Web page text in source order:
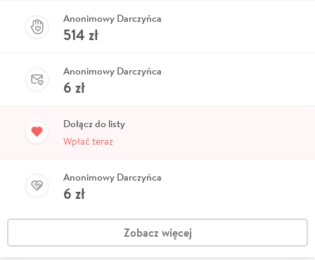
Anonimowy Darczyńca
514 zł
Anonimowy Darczyńca
6 zł
Dołącz do listy
Wpłać teraz
Anonimowy Darczyńca
6 zł
Zobacz więcej